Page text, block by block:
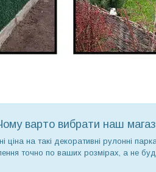
варто вибрати наш
ціна на такі декоративні рулонні
точно по ваших розмірах, а не